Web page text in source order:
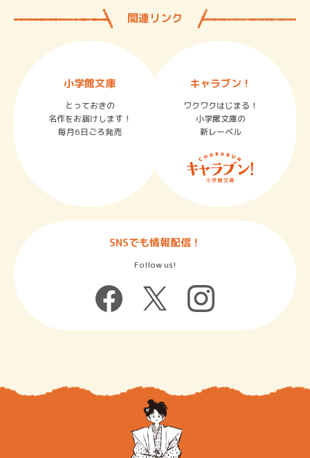
関連リンク
小学館文庫
とっておきの
名作をお届けします！
毎月6日ごろ発売
キャラブン！
ワクワクはじまる！
小学館文庫の
新レーベル
SNSでも情報配信！
Follow us!